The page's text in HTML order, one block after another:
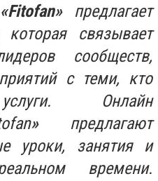
«Fitofan»предлагает
связывает
сообществ,
с теми, кто
Онлайн
»предлагают
уроки, занятия и
времени.